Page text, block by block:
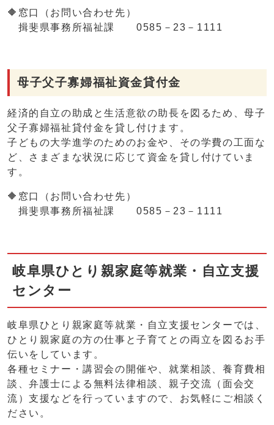
🔶窓口（お問い合わせ先）
揖斐県事務所福祉課 0585－23－1111
母子父子寡婦福祉資金貸付金
経済的自立の助成と生活意欲の助長を図るため、母子
父子寡婦福祉貸付金を貸し付けます。
子どもの大学進学のためのお金や、その学費の工面な
ど、さまざまな状況に応じて資金を貸し付けていま
す。
🔶窓口（お問い合わせ先）
揖斐県事務所福祉課 0585－23－1111
岐阜県ひとり親家庭等就業・自立支援
センター
岐阜県ひとり親家庭等就業・自立支援センターでは、
ひとり親家庭の方の仕事と子育てとの両立を図るお手
伝いをしています。
各種セミナー・講習会の開催や、就業相談、養育費相
談、弁護士による無料法律相談、親子交流（面会交
流）支援などを行っていますので、お気軽にご相談く
ださい。